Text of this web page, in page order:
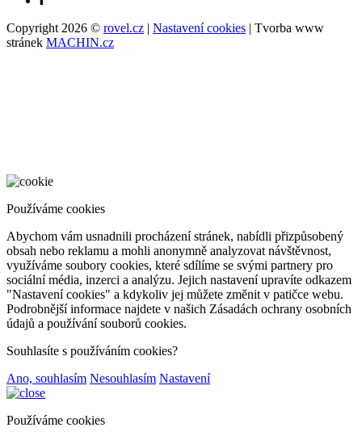
Copyright 2026 © rovel.cz | Nastavení cookies | Tvorba www
stránek MACHIN.cz
Používáme cookies
Abychom vám usnadnili procházení stránek, nabídli přizpůsobený
obsah nebo reklamu a mohli anonymně analyzovat návštěvnost,
využíváme soubory cookies, které sdílíme se svými partnery pro
sociální média, inzerci a analýzu. Jejich nastavení upravíte odkazem
"Nastavení cookies" a kdykoliv jej můžete změnit v patičce webu.
Podrobnější informace najdete v našich Zásadách ochrany osobních
údajů a používání souborů cookies.
Souhlasíte s používáním cookies?
Ano, souhlasím Nesouhlasím Nastavení
Používáme cookies